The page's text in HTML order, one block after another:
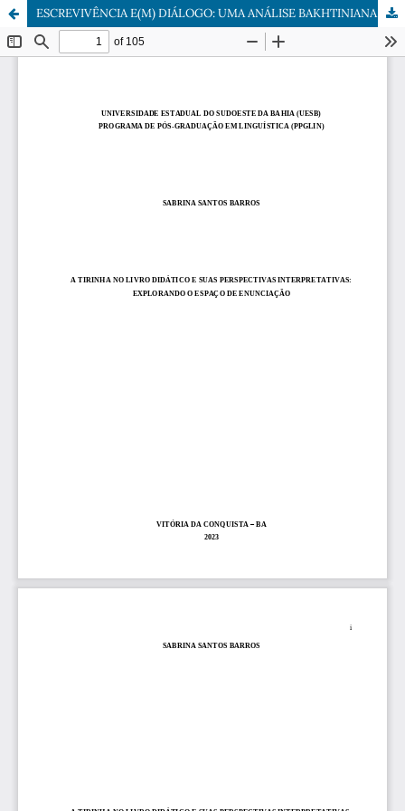
ESCREVIVÊNCIA E(M) DIÁLOGO: UMA ANÁLISE BAKHTINIANA DE CONTOS DE CONCEIÇÃO EVARISTO